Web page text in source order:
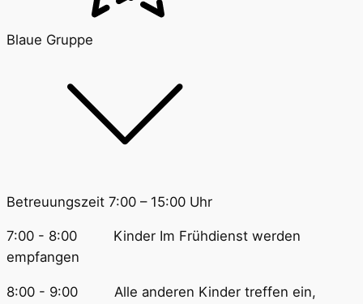
Blaue Gruppe
Betreuungszeit 7:00 – 15:00 Uhr
7:00 - 8:00 Kinder Im Frühdienst werden
empfangen
8:00 - 9:00 Alle anderen Kinder treffen ein,